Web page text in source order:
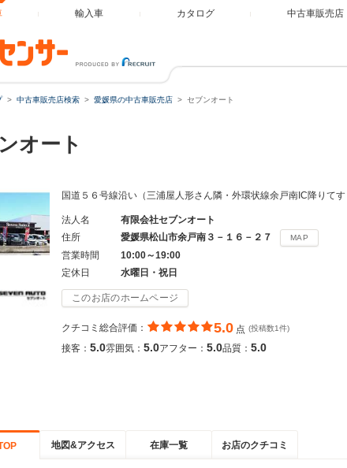
輸入車 カタログ 中古車販売店
中古車販売店検索 愛媛県の中古車販売店 セブンオート
オート
国道５６号線沿い（三浦屋人形さん隣・外環状線余戸南IC降りてす
法人名
有限会社セブンオート
住所
愛媛県松山市余戸南３－１６－２７ MAP
営業時間
10:00～19:00
定休日
水曜日・祝日
このお店のホームページ
クチコミ総合評価： 5.0 点 (投稿数1件)
接客： 5.0雰囲気： 5.0アフター： 5.0品質： 5.0
地図&アクセス 在庫一覧 お店のクチコミ